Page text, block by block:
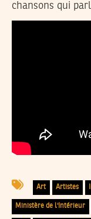
chansons qui
Art Artistes
Ministère de l'Intérieur